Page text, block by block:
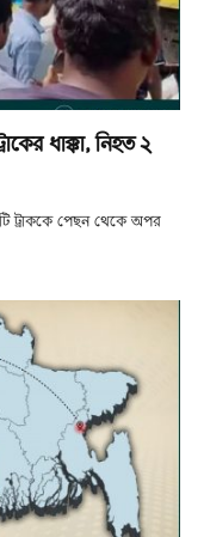
ধাক্কা, নিহত ২
ট্রাককে পেছন থেকে অপর